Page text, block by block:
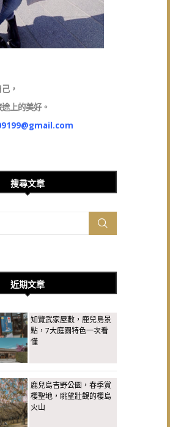
，
上的美好。
搜尋文章
近期文章
知覽武家屋敷，鹿兒島景
點，7大庭園特色一次看
懂
鹿兒島吉野公園，春季賞
櫻聖地，眺望壯觀的櫻島
火山